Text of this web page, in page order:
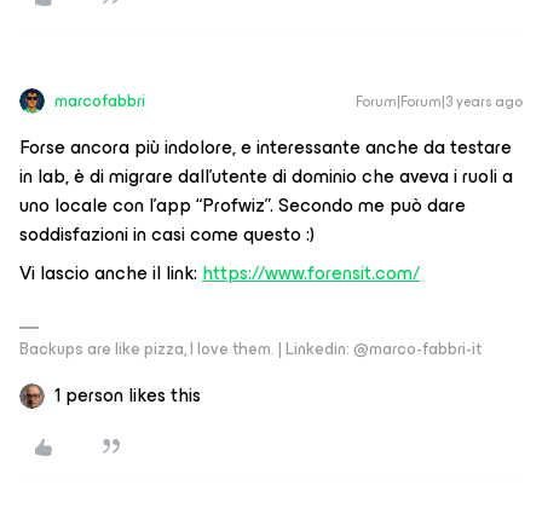
marcofabbri Forum|Forum|3 years ago
Forse ancora più indolore, e interessante anche da testare
in lab, è di migrare dall’utente di dominio che aveva i ruoli a
uno locale con l’app “Profwiz”. Secondo me può dare
soddisfazioni in casi come questo :)
Vi lascio anche il link:https://www.forensit.com/
Backups are like pizza, I love them. | Linkedin: @marco-fabbri-it
1 person likes this